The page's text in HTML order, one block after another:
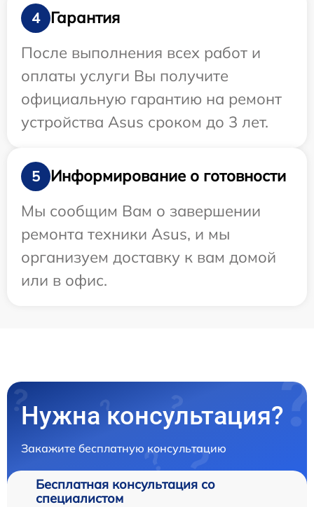
4
Гарантия
После выполнения всех работ и
оплаты услуги Вы получите
официальную гарантию на ремонт
устройства Asus сроком до 3 лет.
5
Информирование о готовности
Мы сообщим Вам о завершении
ремонта техники Asus, и мы
организуем доставку к вам домой
или в офис.
Нужна консультация?
Закажите бесплатную консультацию
Бесплатная консультация со
специалистом